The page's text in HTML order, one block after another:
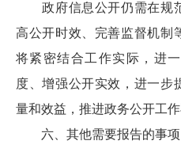
政府信息公开仍需在规
高公开时效、完善监督机制
将紧密结合工作实际，进
度、增强公开实效，进一步
量和效益，推进政务公开工
六、其他需要报告的事项